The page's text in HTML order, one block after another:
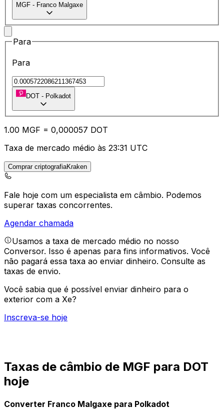
MGF - Franco Malgaxe
Para
Para
DOT - Polkadot
1.00 MGF = 0,000057 DOT
Taxa de mercado médio às 23:31 UTC
Comprar criptografiaKraken
Fale hoje com um especialista em câmbio. Podemos
superar taxas concorrentes.
Agendar chamada
Usamos a taxa de mercado médio no nosso
Conversor. Isso é apenas para fins informativos. Você
não pagará essa taxa ao enviar dinheiro. Consulte as
taxas de envio.
Você sabia que é possível enviar dinheiro para o
exterior com a Xe?
Inscreva-se hoje
Taxas de câmbio de MGF para DOT
hoje
Converter Franco Malgaxe para Polkadot